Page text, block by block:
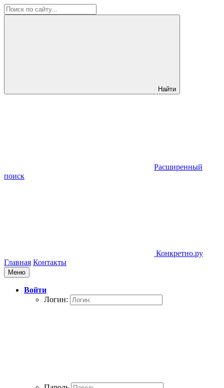
Найти
Расширенный
поиск
Конкретно.ру
Главная Контакты
Меню
Войти
Логин: